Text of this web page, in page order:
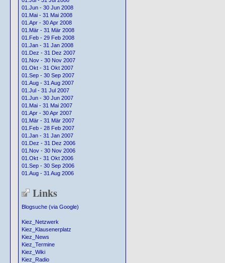
01.Jun - 30 Jun 2008
01.Mai - 31 Mai 2008
01.Apr - 30 Apr 2008
01.Mär - 31 Mär 2008
01.Feb - 29 Feb 2008
01.Jan - 31 Jan 2008
01.Dez - 31 Dez 2007
01.Nov - 30 Nov 2007
01.Okt - 31 Okt 2007
01.Sep - 30 Sep 2007
01.Aug - 31 Aug 2007
01.Jul - 31 Jul 2007
01.Jun - 30 Jun 2007
01.Mai - 31 Mai 2007
01.Apr - 30 Apr 2007
01.Mär - 31 Mär 2007
01.Feb - 28 Feb 2007
01.Jan - 31 Jan 2007
01.Dez - 31 Dez 2006
01.Nov - 30 Nov 2006
01.Okt - 31 Okt 2006
01.Sep - 30 Sep 2006
01.Aug - 31 Aug 2006
Links
Blogsuche (via Google)
Kiez_Netzwerk
Kiez_Klausenerplatz
Kiez_News
Kiez_Termine
Kiez_Wiki
Kiez_Radio